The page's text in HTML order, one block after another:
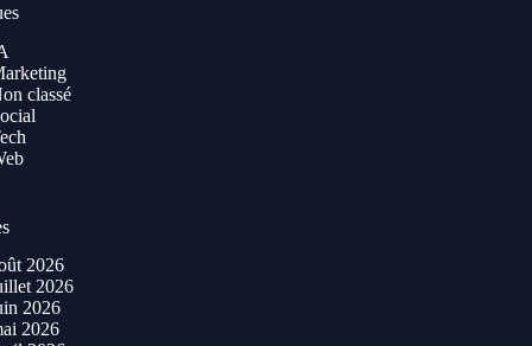
classé
2026
2026
2026
2026